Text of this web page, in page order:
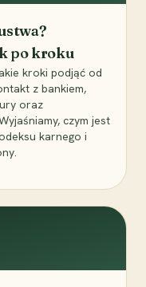
po kroku
kroki podjąć od
z bankiem,
oraz
czym jest
karnego i